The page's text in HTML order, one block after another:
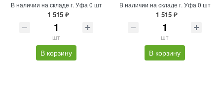
В наличии на складе г. Уфа 0 шт
1 515 ₽
шт
В корзину
В наличии на складе г. Уфа 0 шт
1 515 ₽
шт
В корзину